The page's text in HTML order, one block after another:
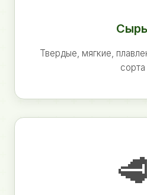
Твердые, мягкие,
сорта
🥩